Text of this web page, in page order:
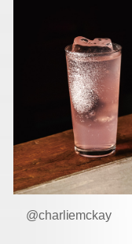
@charliemckay